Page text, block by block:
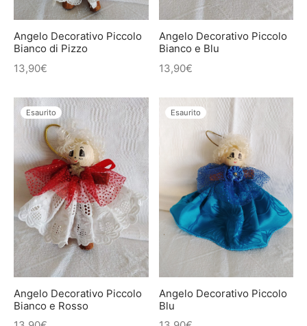
Angelo Decorativo Piccolo
Bianco di Pizzo
13,90€
Angelo Decorativo Piccolo
Bianco e Blu
13,90€
Esaurito
Angelo Decorativo Piccolo
Bianco e Rosso
Esaurito
Angelo Decorativo Piccolo
Blu